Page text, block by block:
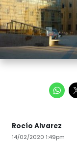
Rocío Alvarez
14/02/2020 1:49pm